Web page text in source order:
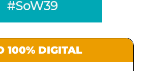
100% DIGITAL